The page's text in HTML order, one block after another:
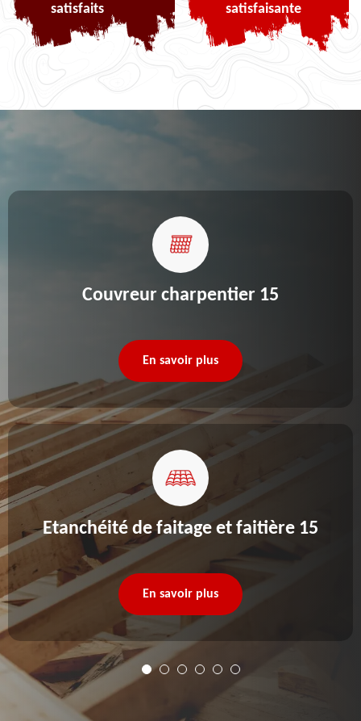
satisfaits
satisfaisante
Couvreur charpentier 15
En savoir plus
Etanchéité de faitage et faitière 15
En savoir plus